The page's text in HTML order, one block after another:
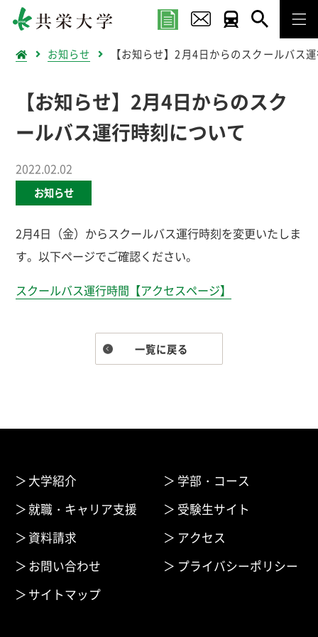
お知らせ 【お知らせ】2月4日からのスクールバス
【お知らせ】2月4日からのスク
ールバス運行時刻について
2022.02.02
お知らせ
2月4日（金）からスクールバス運行時刻を変更いたしま
す。以下ページでご確認ください。
スクールバス運行時間【アクセスページ】
一覧に戻る
大学紹介
学部・コース
就職・キャリア支援
受験生サイト
資料請求
アクセス
お問い合わせ
プライバシーポリシー
サイトマップ